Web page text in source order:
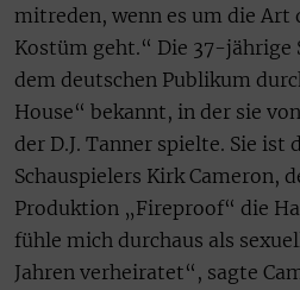
mitreden, wenn es um die Art
Kostüm geht.“ Die 37-jährige
dem deutschen Publikum
House“ bekannt, in der sie
der D.J. Tanner spielte. Sie ist
Schauspielers Kirk Cameron,
Produktion „Fireproof“ die
fühle mich durchaus als
Jahren verheiratet“, sagte